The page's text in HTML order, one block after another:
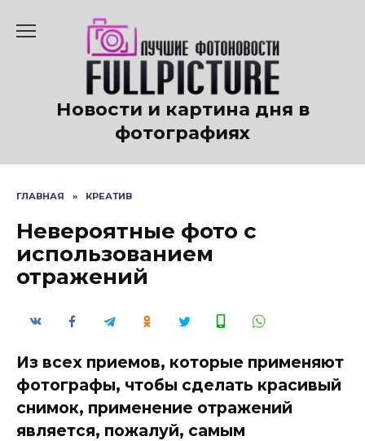
содержанию
Новости и картина дня в
фотографиях
ГЛАВНАЯ » КРЕАТИВ
Невероятные фото с
использованием
отражений
Из всех приемов, которые применяют
фотографы, чтобы сделать красивый
снимок, применение отражений
является, пожалуй, самым